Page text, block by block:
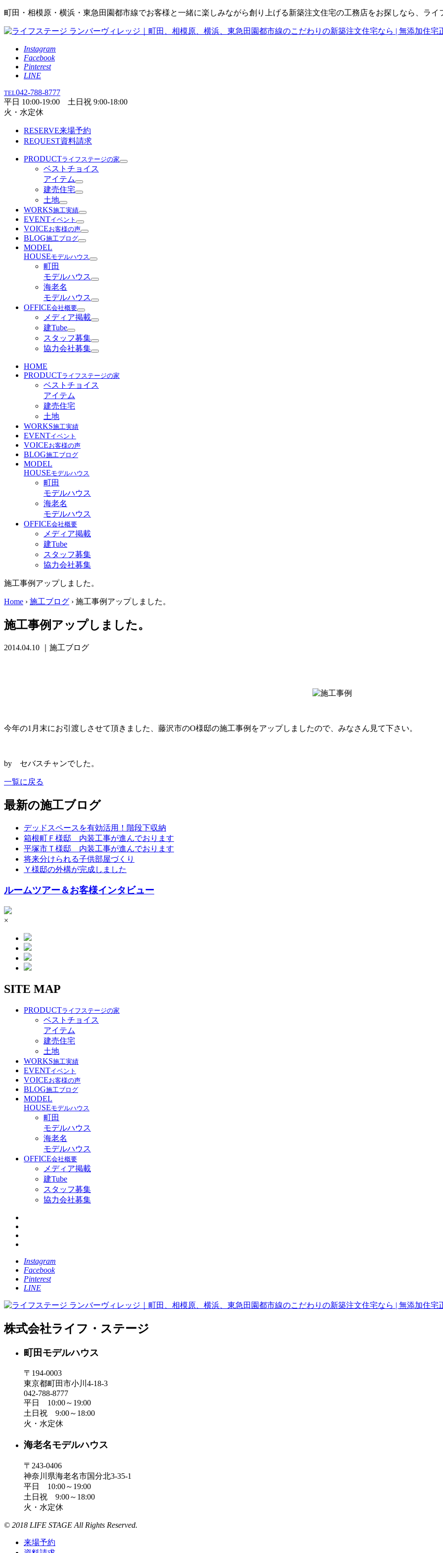
町田・相模原・横浜・東急田園都市線でお客様と一緒に楽しみながら創り上げる新築注文住宅の工務店をお探しなら、ライ
Instagram
Facebook
Pinterest
LINE
TEL042-788-8777
平日 10:00-19:00 土日祝 9:00-18:00
火・水定休
RESERVE来場予約
REQUEST資料請求
PRODUCTライフステージの家
ベストチョイス
アイテム
建売住宅
土地
WORKS施工実績
EVENTイベント
VOICEお客様の声
BLOG施工ブログ
MODEL
HOUSEモデルハウス
町田
モデルハウス
海老名
モデルハウス
OFFICE会社概要
メディア掲載
建Tube
スタッフ募集
協力会社募集
HOME
PRODUCTライフステージの家
ベストチョイス
アイテム
建売住宅
土地
WORKS施工実績
EVENTイベント
VOICEお客様の声
BLOG施工ブログ
MODEL
HOUSEモデルハウス
町田
モデルハウス
海老名
モデルハウス
OFFICE会社概要
メディア掲載
建Tube
スタッフ募集
協力会社募集
施工事例アップしました。
Home › 施工ブログ › 施工事例アップしました。
施工事例アップしました。
2014.04.10 ｜施工ブログ
今年の1月末にお引渡しさせて頂きました、藤沢市のO様邸の施工事例をアップしましたので、みなさん見て下さい。
by セバスチャンでした。
一覧に戻る
最新の施工ブログ
デッドスペースを有効活用！階段下収納
箱根町Ｆ様邸 内装工事が進んでおります
平塚市Ｔ様邸 内装工事が進んでおります
将来分けられる子供部屋づくり
Ｙ様邸の外構が完成しました
ルームツアー＆お客様インタビュー
×
SITE MAP
PRODUCTライフステージの家
ベストチョイス
アイテム
建売住宅
土地
WORKS施工実績
EVENTイベント
VOICEお客様の声
BLOG施工ブログ
MODEL
HOUSEモデルハウス
町田
モデルハウス
海老名
モデルハウス
OFFICE会社概要
メディア掲載
建Tube
スタッフ募集
協力会社募集
Instagram
Facebook
Pinterest
LINE
株式会社ライフ・ステージ
町田モデルハウス
〒194-0003
東京都町田市小川4-18-3
042-788-8777
平日 10:00～19:00
土日祝 9:00～18:00
火・水定休
海老名モデルハウス
〒243-0406
神奈川県海老名市国分北3-35-1
平日 10:00～19:00
土日祝 9:00～18:00
火・水定休
© 2018 LIFE STAGE All Rights Reserved.
来場予約